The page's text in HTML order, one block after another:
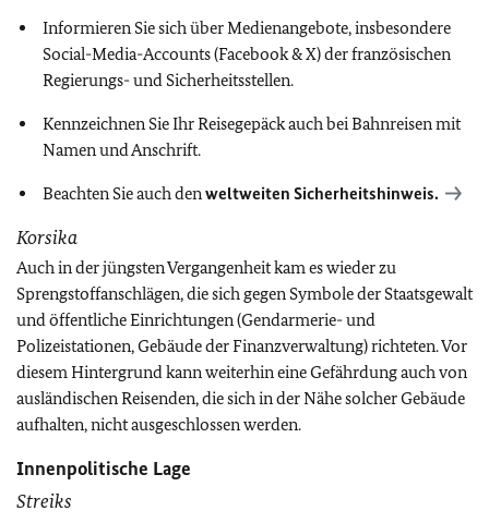
Informieren Sie sich über Medienangebote, insbesondere
Social-Media-Accounts (Facebook & X) der französischen
Regierungs- und Sicherheitsstellen.
Kennzeichnen Sie Ihr Reisegepäck auch bei Bahnreisen mit
Namen und Anschrift.
Beachten Sie auch denweltweiten Sicherheitshinweis.
Korsika
Auch in der jüngsten Vergangenheit kam es wieder zu
Sprengstoffanschlägen, die sich gegen Symbole der Staatsgewalt
und öffentliche Einrichtungen (Gendarmerie- und
Polizeistationen, Gebäude der Finanzverwaltung) richteten. Vor
diesem Hintergrund kann weiterhin eine Gefährdung auch von
ausländischen Reisenden, die sich in der Nähe solcher Gebäude
aufhalten, nicht ausgeschlossen werden.
Innenpolitische Lage
Streiks